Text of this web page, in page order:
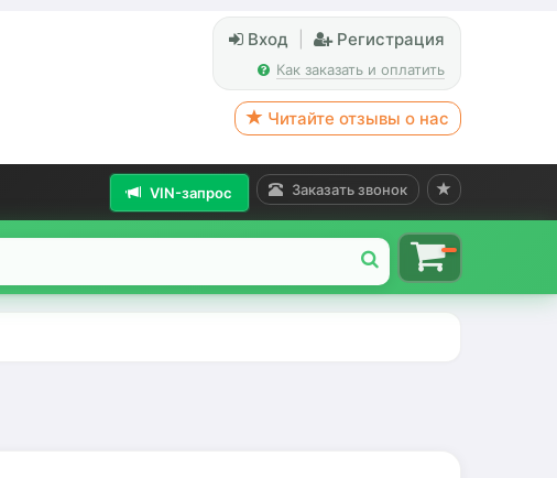
Вход Регистрация
Как заказать и оплатить
Читайте отзывы о нас
Заказать звонок
VIN-запрос